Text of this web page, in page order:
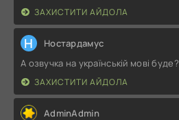
ЗАХИСТИТИ АЙДОЛА
Н Ностардамус
А озвучка на українській мові буде?
ЗАХИСТИТИ АЙДОЛА
AdminAdmin